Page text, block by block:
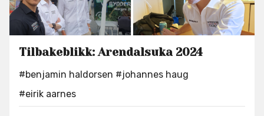
Tilbakeblikk: Arendalsuka 2024
#benjamin haldorsen #johannes haug
#eirik aarnes